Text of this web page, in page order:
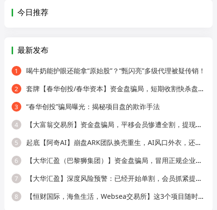
今日推荐
最新发布
1 喝牛奶能护眼还能拿“原始股”？“甄闪亮”多级代理被疑传销！
2 套牌【春华创投/春华资本】资金盘骗局，短期收割快杀盘，远离！
3 “春华创投”骗局曝光：揭秘项目盘的欺诈手法
4 【大富翁交易所】资金盘骗局，平移会员惨遭全割，提现直接封号！
5 起底【阿奇AI】崩盘ARK团队换壳重生，AI风口外衣，还是老牌分销套路！
6 【大华汇盈（巴黎狮集团）】资金盘骗局，冒用正规企业名称，大量单割会员，
7 【大华汇盈】深度风险预警：已经开始单割，会员抓紧提现！！！
8 【恒财国际，海鱼生活，Websea交易所】这3个项目随时崩盘跑路，赶快远离！